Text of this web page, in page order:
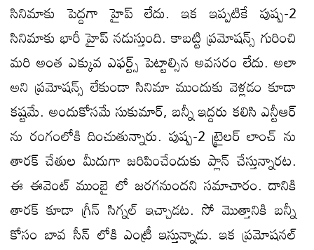
సినిమాకు పెద్దగా హైప్ లేదు. ఇక ఇప్పటికే పుష్ప-2
సినిమాకు భారీ హైప్ నడుస్తుంది. కాబట్టి ప్రమోషన్స్ గురించి
మరి అంత ఎక్కువ ఎఫర్ట్స్ పెట్టాల్సిన అవసరం లేదు. అలా
అని ప్రమోషన్స్ లేకుండా సినిమా ముందుకు వెళ్లడం కూడా
కష్టమే. అందుకోసమే సుకుమార్, బన్నీ ఇద్దరు కలిసి ఎన్టీఆర్
ను రంగంలోకి దించుతున్నారు. పుష్ప-2 ట్రైలర్ లాంచ్ ను
తారక్ చేతుల మీదుగా జరిపించేందుకు ప్లాన్ చేస్తున్నారట.
ఈ ఈవెంట్ ముంబై లో జరగనుందని సమాచారం. దానికి
తారక్ కూడా గ్రీన్ సిగ్నల్ ఇచ్చాడట. సో మొత్తానికి బన్నీ
కోసం బావ సీన్ లోకి ఎంట్రీ ఇస్తున్నాడు. ఇక ప్రమోషనల్